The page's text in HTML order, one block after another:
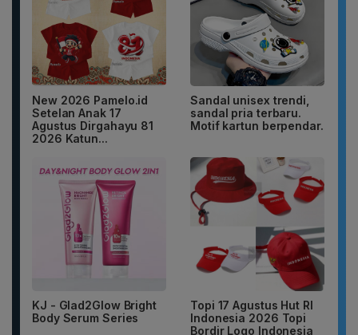
New 2026 Pamelo.id
Setelan Anak 17
Agustus Dirgahayu 81
2026 Katun...
Sandal unisex trendi,
sandal pria terbaru.
Motif kartun berpendar.
KJ - Glad2Glow Bright
Body Serum Series
Topi 17 Agustus Hut RI
Indonesia 2026 Topi
Bordir Logo Indonesia